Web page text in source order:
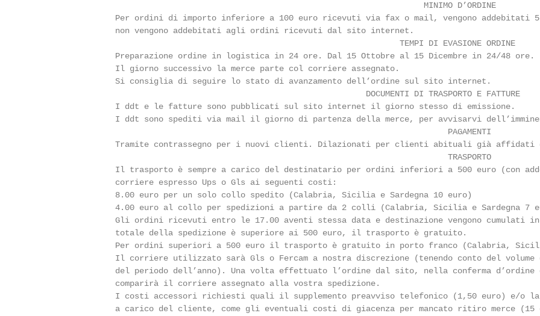
                                                                                   MINIMO D’ORDINE
Per ordini di importo inferiore a 100 euro ricevuti via fax o mail, vengono addebitati
                   non vengono addebitati agli ordini ricevuti dal sito internet.
                                                                              TEMPI DI EVASIONE ORDINE
                   Preparazione ordine in logistica in 24 ore. Dal 15 Ottobre al 15 Dicembre in 24/48 ore.
                   Il giorno successivo la merce parte col corriere assegnato.
                   Si consiglia di seguire lo stato di avanzamento dell’ordine sul sito internet.
                                                                       DOCUMENTI DI TRASPORTO E FATTURE
                   I ddt e le fatture sono pubblicati sul sito internet il giorno stesso di emissione.
I ddt sono spediti via mail il giorno di partenza della merce, per avvisarvi
                                                                                        PAGAMENTI
Tramite contrassegno per i nuovi clienti. Dilazionati per clienti abituali già affidati
                                                                                        TRASPORTO
Il trasporto è sempre a carico del destinatario per ordini inferiori a 500 euro (con
                   corriere espresso Ups o Gls ai seguenti costi:
                   8.00 euro per un solo collo spedito (Calabria, Sicilia e Sardegna 10 euro)
4.00 euro al collo per spedizioni a partire da 2 colli (Calabria, Sicilia e Sardegna 7
Gli ordini ricevuti entro le 17.00 aventi stessa data e destinazione vengono cumulati
                   totale della spedizione è superiore ai 500 euro, il trasporto è gratuito.
Per ordini superiori a 500 euro il trasporto è gratuito in porto franco (Calabria,
Il corriere utilizzato sarà Gls o Fercam a nostra discrezione (tenendo conto del volume
del periodo dell’anno). Una volta effettuato l’ordine dal sito, nella conferma d’ordine
                   comparirà il corriere assegnato alla vostra spedizione.
I costi accessori richiesti quali il supplemento preavviso telefonico (1,50 euro) e/o
a carico del cliente, come gli eventuali costi di giacenza per mancato ritiro merce